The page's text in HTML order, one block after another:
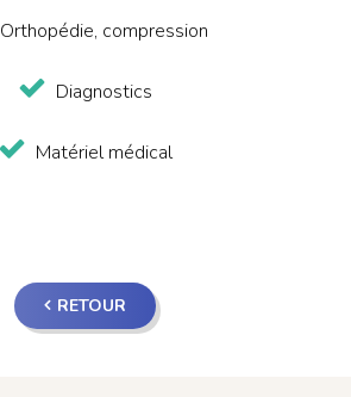
Orthopédie, compression
Diagnostics
Matériel médical
RETOUR